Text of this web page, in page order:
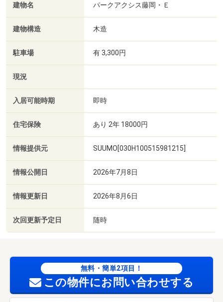
建物名 パークアクシス藤岡・Ｅ
建物構造 木造
駐車場 有 3,300円
現況
入居可能時期 即時
住宅保険 あり 2年 18000円
情報提供元 SUUMO[030H100515981215]
情報公開日 2026年7月8日
情報更新日 2026年8月6日
次回更新予定日 随時
無料・簡単2項目！
この物件にお問い合わせする